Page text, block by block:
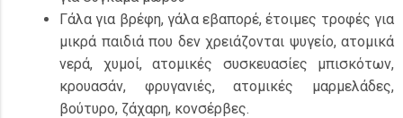
Γάλα για βρέφη, γάλα εβαπορέ, έτοιμες τροφές για
μικρά παιδιά που δεν χρειάζονται ψυγείο, ατομικά
νερά, χυμοί, ατομικές συσκευασίες μπισκότων,
κρουασάν, φρυγανιές, ατομικές μαρμελάδες,
βούτυρο, ζάχαρη, κονσέρβες.